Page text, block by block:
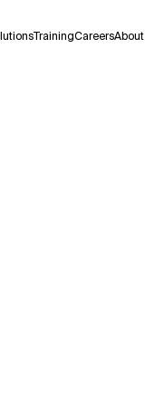
TrainingCareersAbout